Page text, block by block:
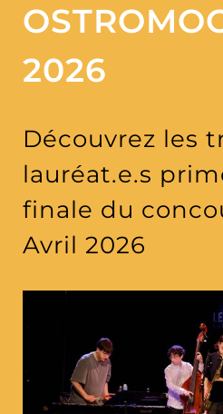
2026
Découvrez les
lauréat.e.s
finale du
Avril 2026